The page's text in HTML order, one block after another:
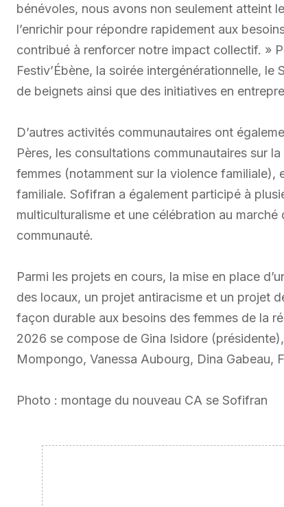
bénévoles, nous avons non seulement atteint
l’enrichir pour répondre rapidement aux
contribué à renforcer notre impact collectif. »
Festiv’Ébène, la soirée intergénérationnelle,
de beignets ainsi que des initiatives en
D’autres activités communautaires ont
Pères, les consultations communautaires sur
femmes (notamment sur la violence familiale),
familiale. Sofifran a également participé à
multiculturalisme et une célébration au
communauté.
Parmi les projets en cours, la mise en place
des locaux, un projet antiracisme et un projet
façon durable aux besoins des femmes de la
2026 se compose de Gina Isidore
Mompongo, Vanessa Aubourg, Dina Gabeau,
Photo : montage du nouveau CA se Sofifran